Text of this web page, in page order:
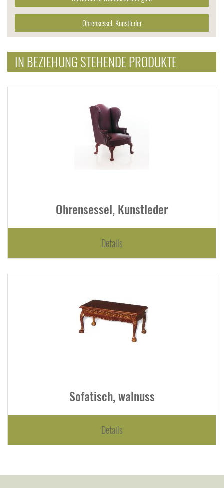
Ohrensessel, Kunstleder
IN BEZIEHUNG STEHENDE PRODUKTE
Ohrensessel, Kunstleder
Details
Sofatisch, walnuss
Details